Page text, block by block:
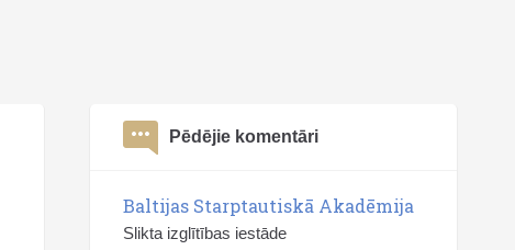
Pēdējie komentāri
Baltijas Starptautiskā Akadēmija
Slikta izglītības iestāde